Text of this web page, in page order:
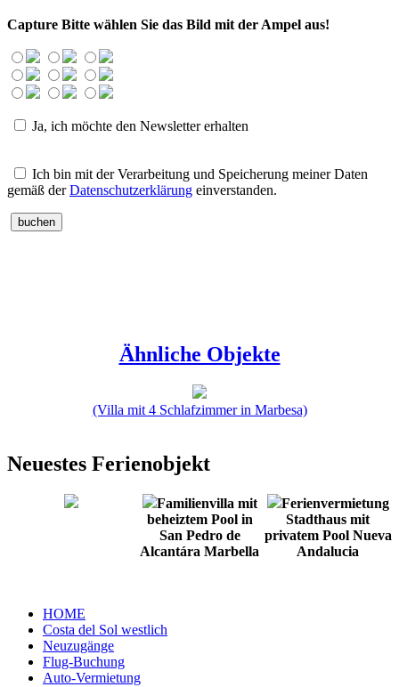
Capture Bitte wählen Sie das Bild mit der Ampel aus!
Ja, ich möchte den Newsletter erhalten
Ich bin mit der Verarbeitung und Speicherung meiner Daten
gemäß derDatenschutzerklärung einverstanden.
Ähnliche Objekte
(Villa mit 4 Schlafzimmer in Marbesa)
Neuestes Ferienobjekt
Familienvilla mit
beheiztem Pool in
San Pedro de
Alcantára Marbella
Ferienvermietung
Stadthaus mit
privatem Pool Nueva
Andalucia
HOME
Costa del Sol westlich
Neuzugänge
Flug-Buchung
Auto-Vermietung